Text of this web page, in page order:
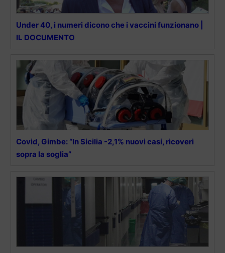
Under 40, i numeri dicono che i vaccini funzionano |
IL DOCUMENTO
Covid, Gimbe: “In Sicilia -2,1% nuovi casi, ricoveri
sopra la soglia”